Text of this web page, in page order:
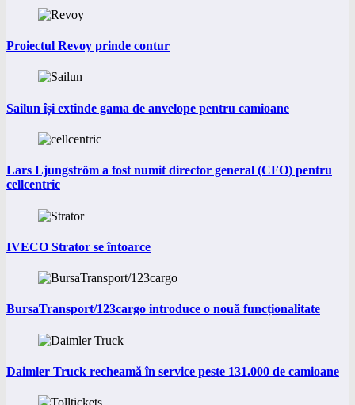
Proiectul Revoy prinde contur
Sailun își extinde gama de anvelope pentru camioane
Lars Ljungström a fost numit director general (CFO) pentru
cellcentric
IVECO Strator se întoarce
BursaTransport/123cargo introduce o nouă funcționalitate
Daimler Truck recheamă în service peste 131.000 de camioane